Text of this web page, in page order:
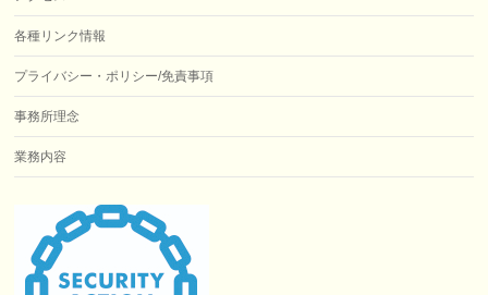
各種リンク情報
プライバシー・ポリシー/免責事項
事務所理念
業務内容